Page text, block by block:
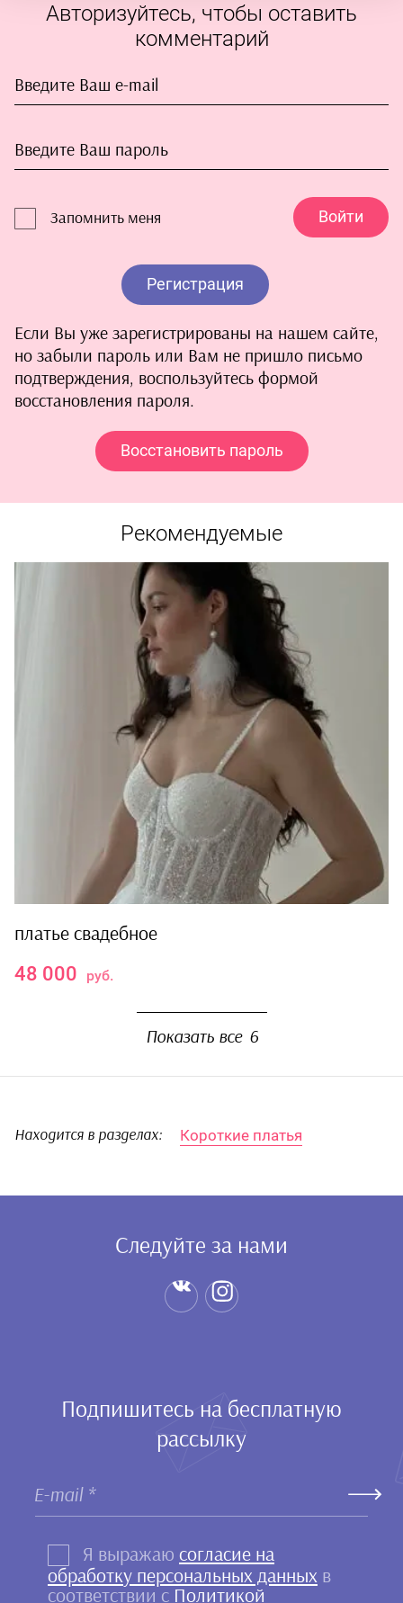
Авторизуйтесь, чтобы оставить
комментарий
Запомнить меня Войти
Регистрация
Если Вы уже зарегистрированы на нашем сайте,
но забыли пароль или Вам не пришло письмо
подтверждения, воспользуйтесь формой
восстановления пароля.
Восстановить пароль
Рекомендуемые
платье свадебное
48 000 руб.
Показать все 6
Находится в разделах: Короткие платья
Следуйте за нами
Подпишитесь на бесплатную
рассылку
Я выражаю согласие на
обработку персональных данных в
соответствии с Политикой